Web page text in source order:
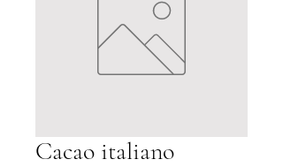
Cacao italiano